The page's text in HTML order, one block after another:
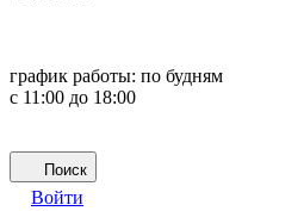
график работы: по будням
с 11:00 до 18:00
Поиск
Войти